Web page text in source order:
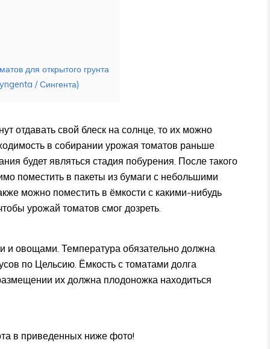
для открытого грунта
/ Сингента)
отдавать свой блеск на солнце, то их можно
в собирании урожая томатов раньше
будет являться стадия побурения. После такого
поместить в пакеты из бумаги с небольшими
можно поместить в ёмкости с какими-нибудь
урожай томатов смог дозреть.
и овощами. Температура обязательно должна
по Цельсию. Ёмкость с томатами долга
их должна плодоножка находиться
в приведенных ниже фото!